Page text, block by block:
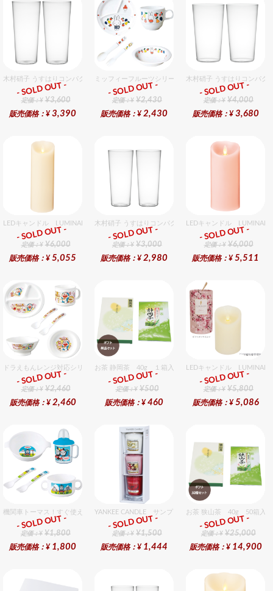
木村硝子 うすはりコンパクト500cc ゾンビグラスギフトセット（2個入り）
ギフト
定価：¥ ¥3,600
販売価格：¥ 3,390
- SOLD OUT -
ミッフィーフルーツシリーズ割れないメラミン食器セット
ギフト
定価：¥ ¥2,430
販売価格：¥ 2,430
- SOLD OUT -
木村硝子 うすはりコンパク
ギフト
定価：¥ ¥4,000
販売価格：¥ 3,680
- SOLD OUT -
LEDキャンドル LUMINARA（ルミナラ） アイボリー ピラー3.5x7 ギフトボックス
ギフト
定価：¥ ¥6,000
販売価格：¥ 5,055
- SOLD OUT -
木村硝子 うすはりコンパクト380cc ゾンビグラスギフト
ギフト
定価：¥ ¥3,000
販売価格：¥ 2,980
- SOLD OUT -
LEDキャンドル
ギフト
定価：¥ ¥6,000
販売価格：¥ 5,511
- SOLD OUT -
ドラえもんレンジ対応シリーズセット セット販売商品です。
ギフト
定価：¥ ¥2,460
販売価格：¥ 2,460
- SOLD OUT -
お茶 静岡茶 40g １箱入セット
ギフト
定価：¥ ¥500
販売価格：¥ 460
- SOLD OUT -
LEDキャンドル
ギフト
定価：¥ ¥5,800
販売価格：¥ 5,086
- SOLD OUT -
機関車トーマス！すぐ使えるおめでとうセット（男の子用） セット販売商品です。
ギフト
定価：¥ ¥1,800
販売価格：¥ 1,800
- SOLD OUT -
YANKEE CANDLE サンプラー3個・ホルダーセット
ギフト
定価：¥ ¥1,500
販売価格：¥ 1,444
- SOLD OUT -
お茶 狭山茶 40g 50箱入セ
ギフト
定価：¥ ¥25,000
販売価格：¥ 14,900
- SOLD OUT -